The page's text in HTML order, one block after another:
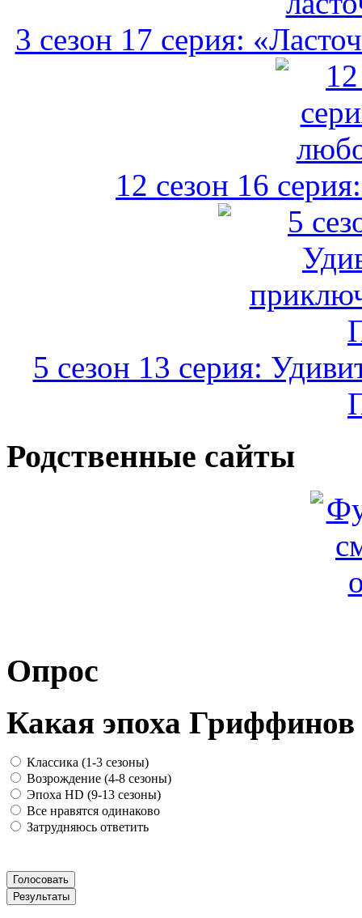
3 сезон 17 серия:
12 сезон 16
5 сезон 13 серия:
Родственные сайты
Опрос
Какая эпоха
Классика (1-3 сезоны)
Возрождение (4-8 сезоны)
Эпоха HD (9-13 сезоны)
Все нравятся одинаково
Затрудняюсь ответить